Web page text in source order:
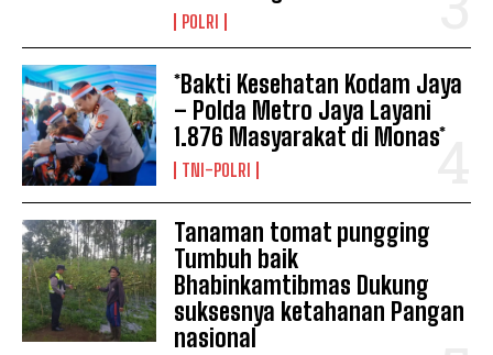
POLRI
*Bakti Kesehatan Kodam Jaya
– Polda Metro Jaya Layani
1.876 Masyarakat di Monas*
TNI-POLRI
Tanaman tomat pungging
Tumbuh baik
Bhabinkamtibmas Dukung
suksesnya ketahanan Pangan
nasional